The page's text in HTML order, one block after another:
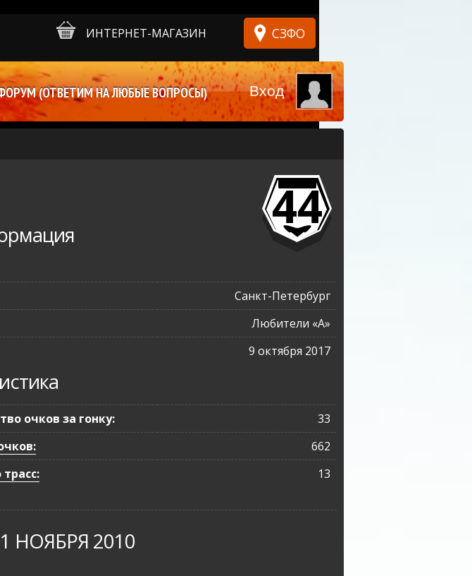
44
Санкт-Петербург
Любители «A»
9 октября 2017
очков за гонку:
33
662
13
НОЯБРЯ 2010
ИНТЕРНЕТ-МАГАЗИН СЗФО
(ОТВЕТИМ НА ЛЮБЫЕ ВОПРОСЫ) Вход